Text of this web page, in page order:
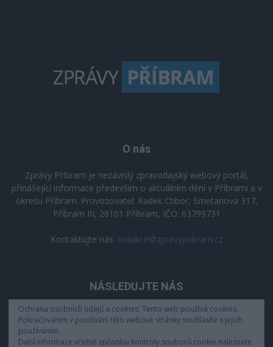
O nás
Zprávy Příbram je nezávislý zpravodajský webový portál,
přinášející informace především o aktuálním dění v Příbrami a v
okresu Příbram. Provozovatel: Radek Ctibor, Smetanova 317,
Příbram III, 26101 Příbram, IČO: 63799731
Kontaktujte nás: redakce@zpravypribram.cz
NÁSLEDUJTE NÁS
Ochrana osobních údajů a cookies: Tento web používá cookies.
Pokračováním v používání této webové stránky souhlasíte s jejich
používáním.
Další informace včetně způsobu kontroly souborů cookie naleznete